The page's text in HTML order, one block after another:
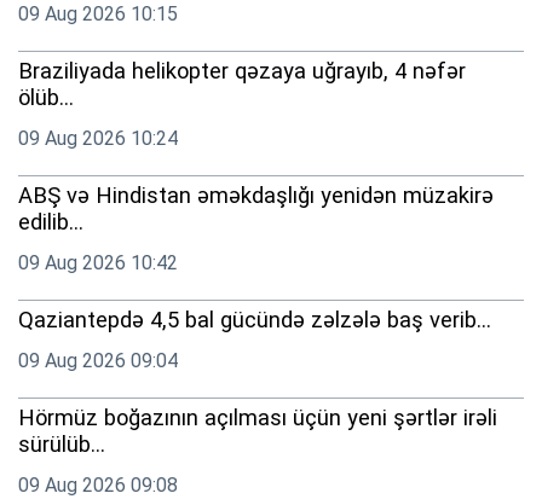
09 Aug 2026 10:15
Braziliyada helikopter qəzaya uğrayıb, 4 nəfər
ölüb...
09 Aug 2026 10:24
ABŞ və Hindistan əməkdaşlığı yenidən müzakirə
edilib...
09 Aug 2026 10:42
Qaziantepdə 4,5 bal gücündə zəlzələ baş verib...
09 Aug 2026 09:04
Hörmüz boğazının açılması üçün yeni şərtlər irəli
sürülüb...
09 Aug 2026 09:08